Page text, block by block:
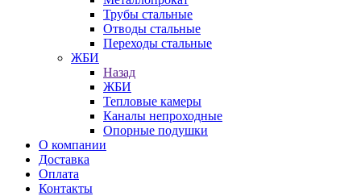
Трубы стальные
Отводы стальные
Переходы стальные
ЖБИ
Назад
ЖБИ
Тепловые камеры
Каналы непроходные
Опорные подушки
О компании
Доставка
Оплата
Контакты